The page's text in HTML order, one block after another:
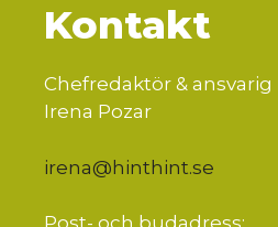
Kontakt
Chefredaktör & ansvarig
Irena Pozar
irena@hinthint.se